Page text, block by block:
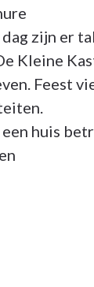
zijn er
Kleine
Feest
een huis